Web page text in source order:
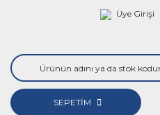
Üye Girişi
SEPETİM